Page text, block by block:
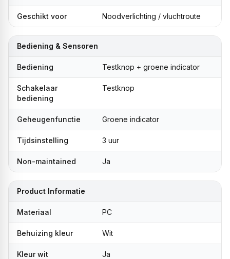
Geschikt voor Noodverlichting / vluchtroute
Bediening & Sensoren
Bediening Testknop + groene indicator
Schakelaar
bediening
Testknop
Geheugenfunctie Groene indicator
Tijdsinstelling 3 uur
Non-maintained Ja
Product Informatie
Materiaal PC
Behuizing kleur Wit
Kleur wit Ja